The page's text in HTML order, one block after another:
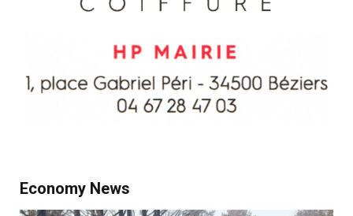
Economy News